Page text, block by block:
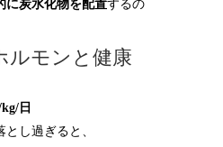
に炭水化物を配置するの
ルモンと健康
日
し過ぎると、